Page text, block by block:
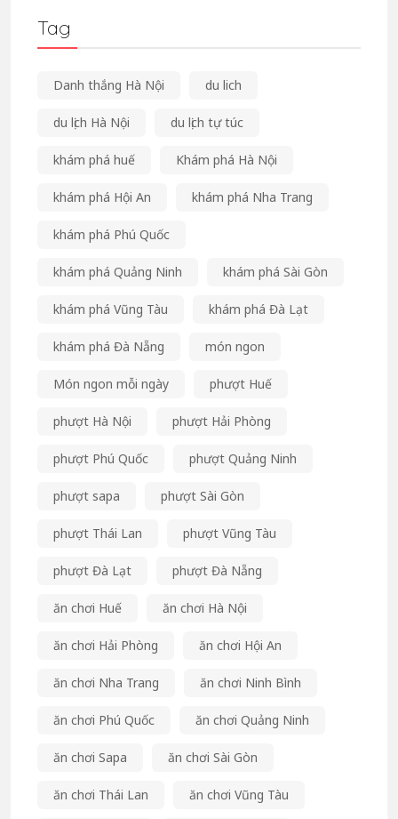
Tag
Danh thắng Hà Nội du lich
du lịch Hà Nội du lịch tự túc
khám phá huế Khám phá Hà Nội
khám phá Hội An khám phá Nha Trang
khám phá Phú Quốc
khám phá Quảng Ninh khám phá Sài Gòn
khám phá Vũng Tàu khám phá Đà Lạt
khám phá Đà Nẵng món ngon
Món ngon mỗi ngày phượt Huế
phượt Hà Nội phượt Hải Phòng
phượt Phú Quốc phượt Quảng Ninh
phượt sapa phượt Sài Gòn
phượt Thái Lan phượt Vũng Tàu
phượt Đà Lạt phượt Đà Nẵng
ăn chơi Huế ăn chơi Hà Nội
ăn chơi Hải Phòng ăn chơi Hội An
ăn chơi Nha Trang ăn chơi Ninh Bình
ăn chơi Phú Quốc ăn chơi Quảng Ninh
ăn chơi Sapa ăn chơi Sài Gòn
ăn chơi Thái Lan ăn chơi Vũng Tàu